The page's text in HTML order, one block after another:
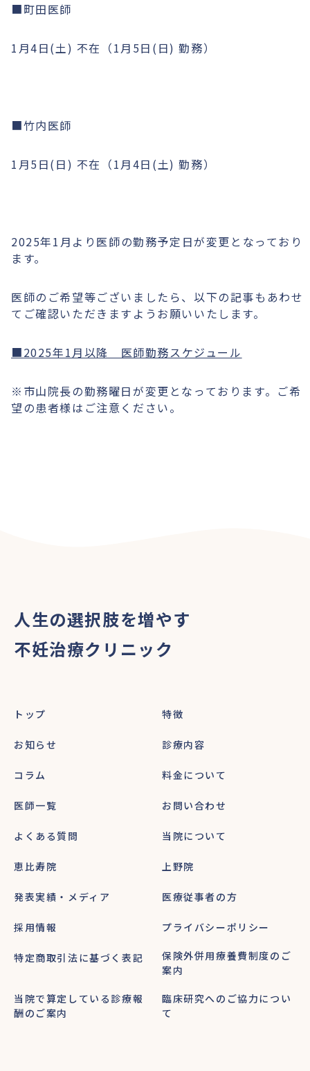
■町田医師
1月4日(土) 不在（1月5日(日) 勤務）
■竹内医師
1月5日(日) 不在（1月4日(土) 勤務）
2025年1月より医師の勤務予定日が変更となっており
ます。
医師のご希望等ございましたら、以下の記事もあわせ
てご確認いただきますようお願いいたします。
■2025年1月以降 医師勤務スケジュール
※市山院長の勤務曜日が変更となっております。ご希
望の患者様はご注意ください。
人生の選択肢を増やす
不妊治療クリニック
トップ 特徴
お知らせ 診療内容
コラム 料金について
医師一覧 お問い合わせ
よくある質問 当院について
恵比寿院 上野院
発表実績・メディア 医療従事者の方
採用情報 プライバシーポリシー
特定商取引法に基づく表記
保険外併用療養費制度のご
案内
当院で算定している診療報
酬のご案内
臨床研究へのご協力につい
て